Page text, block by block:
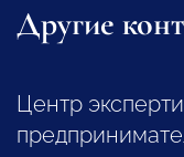
Другие
Центр